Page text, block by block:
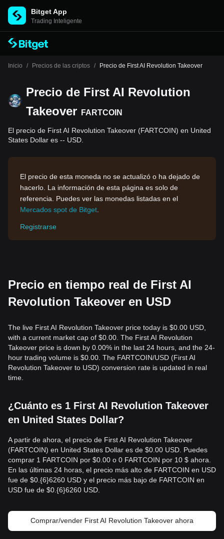
Bitget App
Trading Inteligente
Inicio / Precios de las criptos / Precio de First AI Revolution Takeover
Precio de First AI Revolution
Takeover
FARTCOIN
El precio de First AI Revolution Takeover (FARTCOIN) en United
States Dollar es -- USD.
El precio de esta moneda no se actualizó o ha dejado de
hacerlo. La información de esta página es solo de
referencia. Puedes ver las monedas listadas en el
Mercados spot de Bitget
Registrarse
Precio en tiempo real de First AI
Revolution Takeover en USD
The live First AI Revolution Takeover price today is $0.00 USD,
with a current market cap of $0.00. The First AI Revolution
Takeover price is down by 0.00% in the last 24 hours, and the 24-
hour trading volume is $0.00. The FARTCOIN/USD (First AI
Revolution Takeover to USD) conversion rate is updated in real
time.
¿Cuánto es 1 First AI Revolution Takeover
en United States Dollar?
A partir de ahora, el precio de First AI Revolution Takeover
(FARTCOIN) en United States Dollar es de $0.00 USD. Puedes
comprar 1 FARTCOIN por $0.00 o 0 FARTCOIN por 10 $ ahora.
En las últimas 24 horas, el precio más alto de FARTCOIN en USD
fue de $0.{​6}6260 USD y el precio más bajo de FARTCOIN en
USD fue de $0.{​6}6260 USD.
Comprar/vender First AI Revolution Takeover ahora